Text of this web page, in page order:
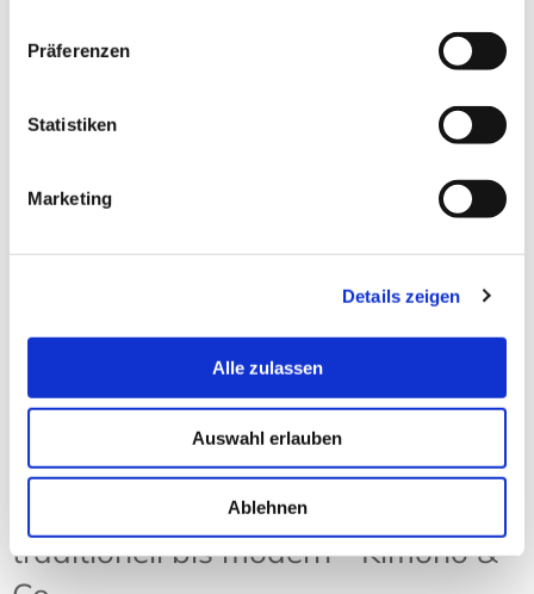
Präferenzen
Statistiken
Marketing
Details zeigen
Alle zulassen
Auswahl erlauben
Ablehnen
18,90 € *
Sortierung: Ansicht:
Japanische Kleidung – von
traditionell bis modern - Kimono &